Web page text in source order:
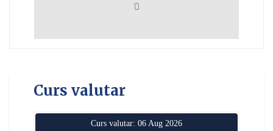
Curs valutar
Curs valutar: 06 Aug 2026